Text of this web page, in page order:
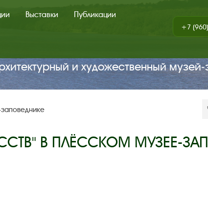
Выставки Публикации
+7
+7
и художественный
В ПЛЁССКОМ МУЗЕЕ-